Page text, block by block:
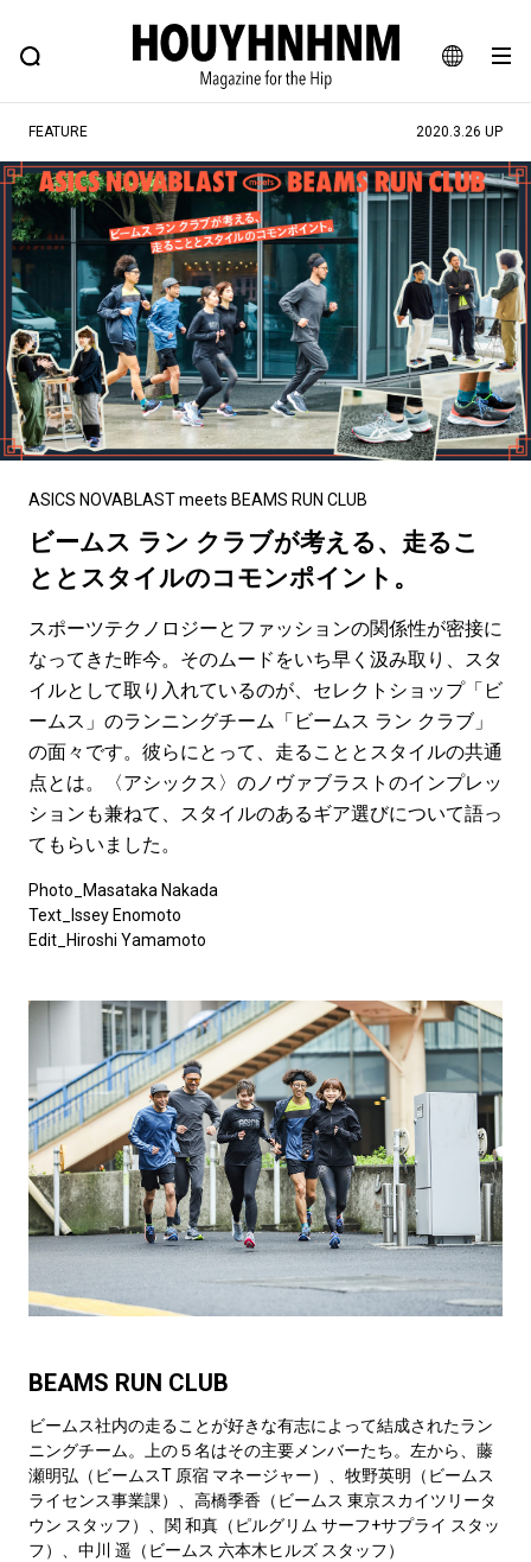
JA
EN
FEATURE BLOG SNAP
ヒップなファッション、カルチャー、ライフスタイルWEBマガジン
#注目のタグ
#SHOPPING ADDICT #憧れの逸品
#ESSENTIAL DESIGNS #古着サミット
#NEW VINTAGE #マイナーグッド図鑑
#路地裏てぃーん。 #MONTHLY JOURNAL
#GH 銘品の所以 #フイナムのYouTube
#Commune H #FOCUS IT #AH.H
#ととけん #FASHION #MUSIC
#LIFESTYLE #SNEAKER #OUTDOOR
#SPORTS #HANDSOME HANDBOOK
FEATURE 2020.3.26 UP
ASICS NOVABLAST meets BEAMS RUN CLUB
ビームス ラン クラブが考える、走るこ
ととスタイルのコモンポイント。
スポーツテクノロジーとファッションの関係性が密接に
なってきた昨今。そのムードをいち早く汲み取り、スタ
イルとして取り入れているのが、セレクトショップ「ビ
ームス」のランニングチーム「ビームス ラン クラブ」
の面々です。彼らにとって、走ることとスタイルの共通
点とは。〈アシックス〉のノヴァブラストのインプレッ
ションも兼ねて、スタイルのあるギア選びについて語っ
てもらいました。
Photo_Masataka Nakada
Text_Issey Enomoto
Edit_Hiroshi Yamamoto
BEAMS RUN CLUB
ビームス社内の走ることが好きな有志によって結成されたラン
ニングチーム。上の５名はその主要メンバーたち。左から、藤
瀬明弘（ビームスT 原宿 マネージャー）、牧野英明（ビームス
ライセンス事業課）、高橋季香（ビームス 東京スカイツリータ
ウン スタッフ）、関 和真（ピルグリム サーフ+サプライ スタッ
フ）、中川 遥（ビームス 六本木ヒルズ スタッフ）